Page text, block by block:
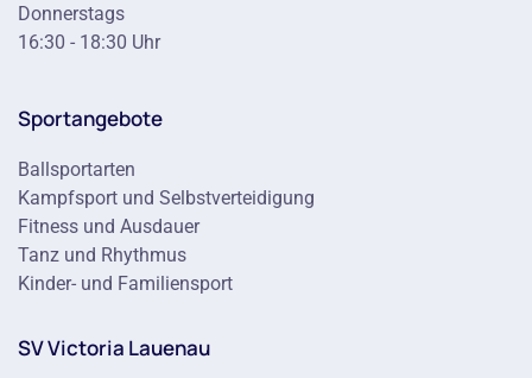
Donnerstags
16:30 - 18:30 Uhr
Sportangebote
Ballsportarten
Kampfsport und Selbstverteidigung
Fitness und Ausdauer
Tanz und Rhythmus
Kinder- und Familiensport
SV Victoria Lauenau